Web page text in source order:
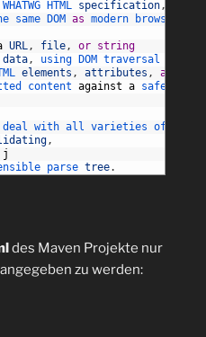
WHATWG HTML specification ,
same DOM as modern browsers
URL , file , or string
data , using DOM traversal
elements , attributes , and
content against a safe
deal with all varieties of
,
j
parse tree.
des Maven Projekte nur
zu werden: